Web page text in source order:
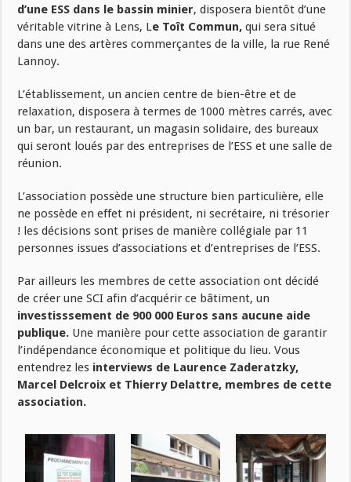
d’une ESS dans le bassin minier, disposera bientôt d’une
véritable vitrine à Lens, Le Toît Commun, qui sera situé
dans une des artères commerçantes de la ville, la rue René
Lannoy.
L’établissement, un ancien centre de bien-être et de
relaxation, disposera à termes de 1000 mètres carrés, avec
un bar, un restaurant, un magasin solidaire, des bureaux
qui seront loués par des entreprises de l’ESS et une salle de
réunion.
L’association possède une structure bien particulière, elle
ne possède en effet ni président, ni secrétaire, ni trésorier
! les décisions sont prises de manière collégiale par 11
personnes issues d’associations et d’entreprises de l’ESS.
Par ailleurs les membres de cette association ont décidé
de créer une SCI afin d’acquérir ce bâtiment, un
investisssement de 900 000 Euros sans aucune aide
publique. Une manière pour cette association de garantir
l’indépendance économique et politique du lieu. Vous
entendrez les interviews de Laurence Zaderatzky,
Marcel Delcroix et Thierry Delattre, membres de cette
association.